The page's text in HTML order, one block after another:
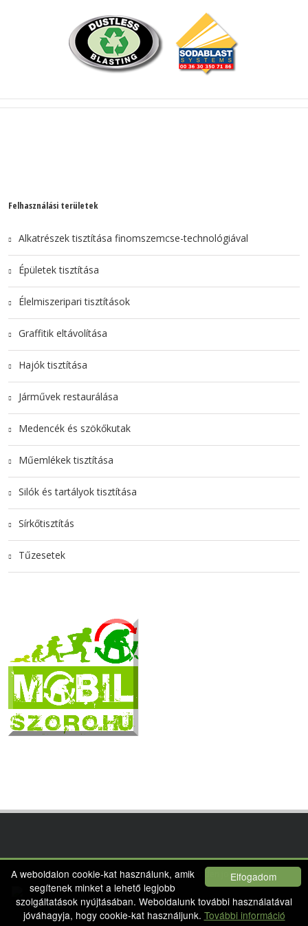
Elfogadom
A weboldalon cookie-kat használunk, amik
segítenek minket a lehető legjobb
szolgáltatások nyújtásában. Weboldalunk további használatával
jóváhagyja, hogy cookie-kat használjunk. További információ
Felhasználási területek
Alkatrészek tisztítása finomszemcse-technológiával
Épületek tisztítása
Élelmiszeripari tisztítások
Graffitik eltávolítása
Hajók tisztítása
Járművek restaurálása
Medencék és szökőkutak
Műemlékek tisztítása
Silók és tartályok tisztítása
Sírkőtisztítás
Tűzesetek
Copyright © 2015 SOUP International Kft. - Minden jog fenntartva!